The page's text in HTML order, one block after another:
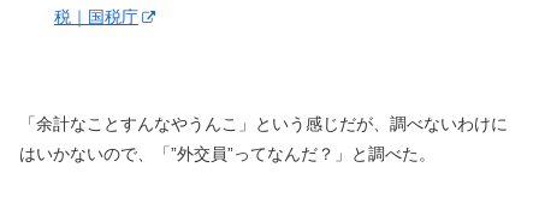
税｜国税庁
「余計なことすんなやうんこ」という感じだが、調べないわけに
はいかないので、「”外交員”ってなんだ？」と調べた。